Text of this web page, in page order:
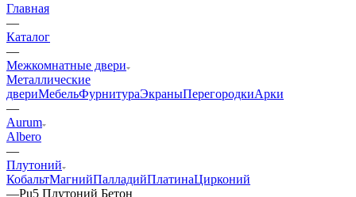
Главная
—
Каталог
—
Межкомнатные двери
Металлические
двериМебельФурнитураЭкраныПерегородкиАрки
—
Aurum
Albero
—
Плутоний
КобальтМагнийПалладийПлатинаЦирконий
—Pu5 Плутоний Бетон